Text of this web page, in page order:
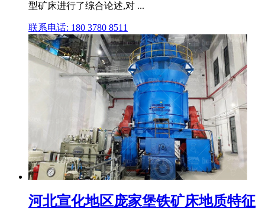
型矿床进行了综合论述,对 ...
联系电话: 180 3780 8511
河北宣化地区庞家堡铁矿床地质特征